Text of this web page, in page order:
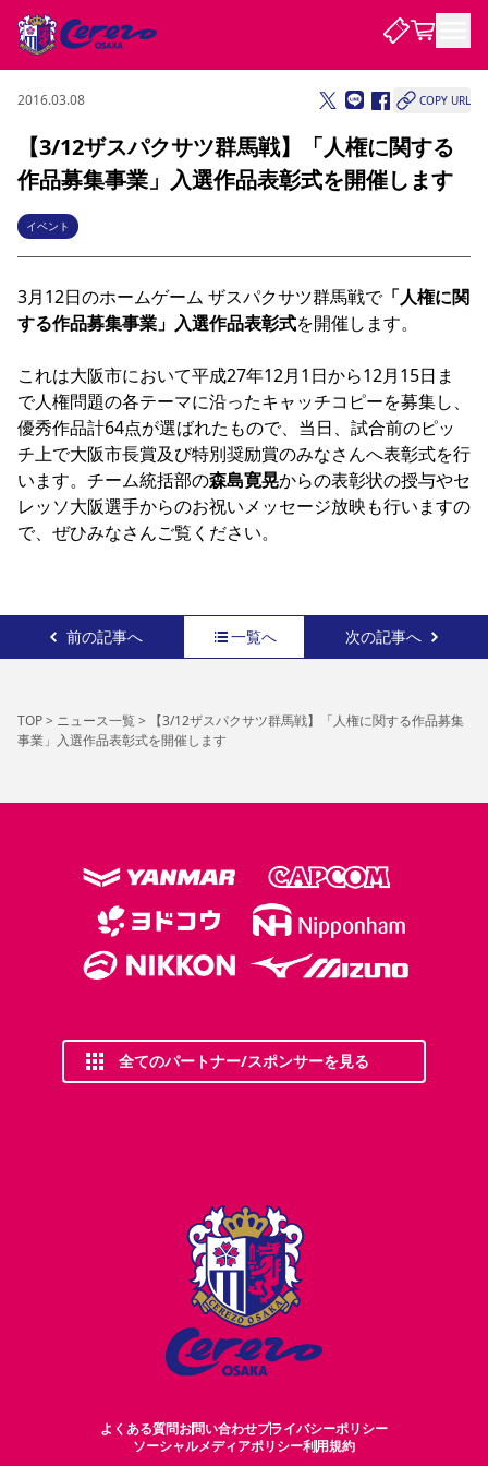
試合・チーム
試合について
試合日程 / 結果
チームについて
選手・スタッフ スケジュール メディア情報 アクセス レディース
アカデミー ハナサカプレーヤー 歴代所属選手
観戦する
チケット
チケット情報 販売スケジュール 価格・席種 購入方法
シーズンシート 法人シーズンシート 福祉サービス
団体チケット
特定興行入場券 譲渡サービス リセールサービス
観戦ガイド
初めて観戦ガイド キッズ向けサービス グルメ
マッチデープログラム
観戦マナー&ルール ビジターサポーター観戦ガイド 公式アプリ
スタジアム
YANMAR HANASAKA STADIUM
DAZNで観戦
アウェイツアー
よくある質問
クラブを知る
セレッソ大阪について
クラブ紹介 沿革 シーズン記録 求人情報
サポートする
パートナー企業募集中 セレッソ大阪VISAカード
サポートスタッフ
セレッソアイデアちょうだいな 応援商店街
Lise（ライセンスビジネス）
サステナビリティ
スポーツクラブ
スポーツクラブ
長居公園 セレッソフットサルパーク
ファンクラブ
ファンクラブ
SAKURA SOCIO SAKURA POINT Program 招待券引換方法 先行入場
まいセレチケット 会員規定 婚姻届・出生届・命名書
ニュース
ニュース
すべて チーム グッズ チケット イベント
ファンクラブ
ホームタウン パートナー スポーツクラブ
レディース
2016.03.08 COPY URL
【3/12ザスパクサツ群馬戦】「人権に関する
作品募集事業」入選作品表彰式を開催します
イベント
3月12日のホームゲーム ザスパクサツ群馬戦で「人権に関
する作品募集事業」入選作品表彰式を開催します。
これは大阪市において平成27年12月1日から12月15日ま
で人権問題の各テーマに沿ったキャッチコピーを募集し、
優秀作品計64点が選ばれたもので、当日、試合前のピッ
チ上で大阪市長賞及び特別奨励賞のみなさんへ表彰式を行
います。チーム統括部の森島寛晃からの表彰状の授与やセ
レッソ大阪選手からのお祝いメッセージ放映も行いますの
で、ぜひみなさんご覧ください。
前の記事へ 一覧へ 次の記事へ
TOP> ニュース一覧>
【3/12ザスパクサツ群馬戦】「人権に関する作品募集
事業」入選作品表彰式を開催します
全てのパートナー/スポンサーを見る
よくある質問お問い合わせプライバシーポリシー
ソーシャルメディアポリシー利用規約